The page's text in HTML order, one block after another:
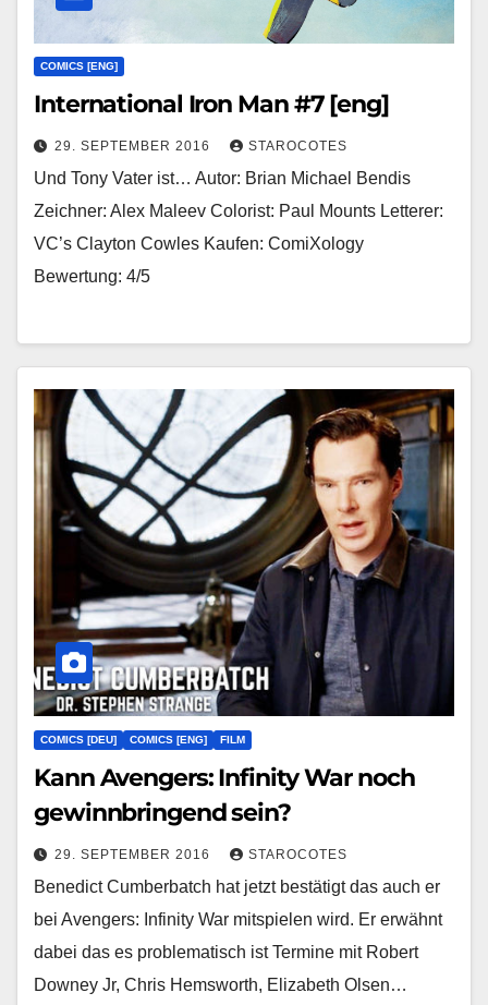
COMICS [ENG]
International Iron Man #7 [eng]
29. SEPTEMBER 2016 STAROCOTES
Und Tony Vater ist… Autor: Brian Michael Bendis
Zeichner: Alex Maleev Colorist: Paul Mounts Letterer:
VC’s Clayton Cowles Kaufen: ComiXology
Bewertung: 4/5
COMICS [DEU] COMICS [ENG] FILM
Kann Avengers: Infinity War noch
gewinnbringend sein?
29. SEPTEMBER 2016 STAROCOTES
Benedict Cumberbatch hat jetzt bestätigt das auch er
bei Avengers: Infinity War mitspielen wird. Er erwähnt
dabei das es problematisch ist Termine mit Robert
Downey Jr, Chris Hemsworth, Elizabeth Olsen…